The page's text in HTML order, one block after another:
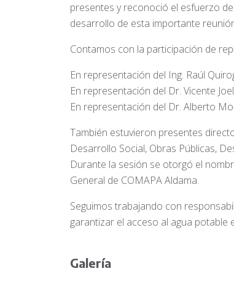
presentes y reconoció el esfuerzo
desarrollo de esta importante
Contamos con la participación de
En representación del Ing. Raúl
En representación del Dr. Vicente
En representación del Dr. Alberto
También estuvieron presentes
Desarrollo Social, Obras Públicas,
Durante la sesión se otorgó el
General de COMAPA Aldama.
Seguimos trabajando con
garantizar el acceso al agua potable
Galería